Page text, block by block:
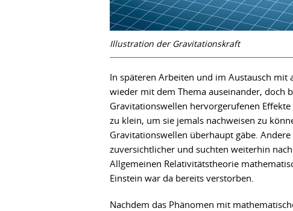
Illustration der Gravitationskraft
In späteren Arbeiten und im Austausch mit
wieder mit dem Thema auseinander, doch
Gravitationswellen hervorgerufenen
zu klein, um sie jemals nachweisen zu
Gravitationswellen überhaupt gäbe.
zuversichtlicher und suchten weiterhin
Allgemeinen Relativitätstheorie
Einstein war da bereits verstorben.
Nachdem das Phänomen mit